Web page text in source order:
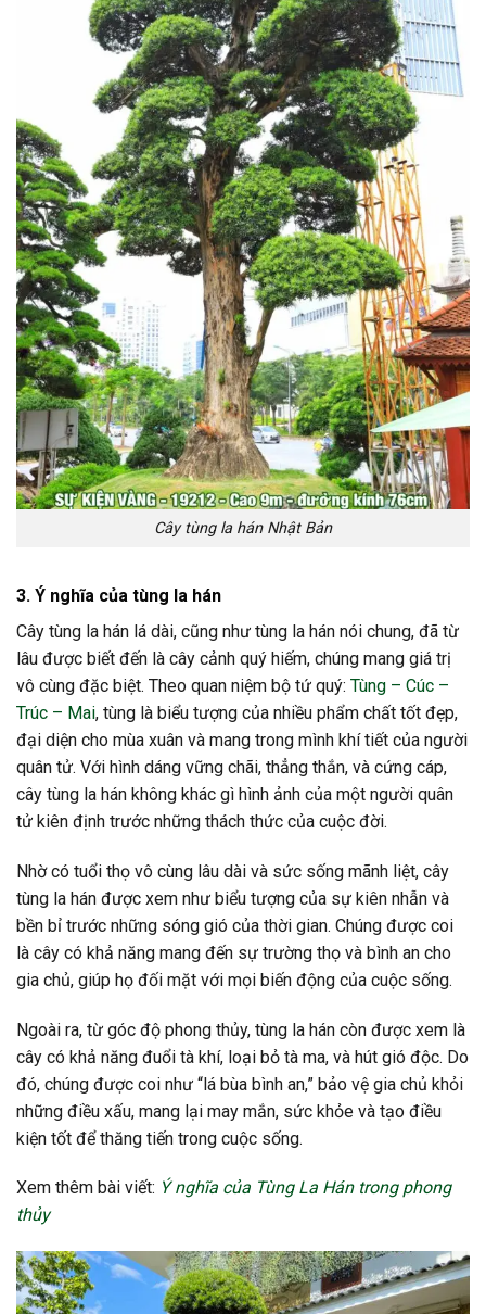
Cây tùng la hán Nhật Bản
3. Ý nghĩa của tùng la hán
Cây tùng la hán lá dài, cũng như tùng la hán nói chung, đã từ
lâu được biết đến là cây cảnh quý hiếm, chúng mang giá trị
vô cùng đặc biệt. Theo quan niệm bộ tứ quý: Tùng – Cúc –
Trúc – Mai, tùng là biểu tượng của nhiều phẩm chất tốt đẹp,
đại diện cho mùa xuân và mang trong mình khí tiết của người
quân tử. Với hình dáng vững chãi, thẳng thắn, và cứng cáp,
cây tùng la hán không khác gì hình ảnh của một người quân
tử kiên định trước những thách thức của cuộc đời.
Nhờ có tuổi thọ vô cùng lâu dài và sức sống mãnh liệt, cây
tùng la hán được xem như biểu tượng của sự kiên nhẫn và
bền bỉ trước những sóng gió của thời gian. Chúng được coi
là cây có khả năng mang đến sự trường thọ và bình an cho
gia chủ, giúp họ đối mặt với mọi biến động của cuộc sống.
Ngoài ra, từ góc độ phong thủy, tùng la hán còn được xem là
cây có khả năng đuổi tà khí, loại bỏ tà ma, và hút gió độc. Do
đó, chúng được coi như “lá bùa bình an,” bảo vệ gia chủ khỏi
những điều xấu, mang lại may mắn, sức khỏe và tạo điều
kiện tốt để thăng tiến trong cuộc sống.
Xem thêm bài viết: Ý nghĩa của Tùng La Hán trong phong
thủy